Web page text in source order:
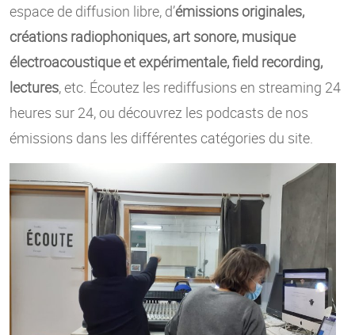
espace de diffusion libre, d’émissions originales,
créations radiophoniques, art sonore, musique
électroacoustique et expérimentale, field recording,
lectures, etc. Écoutez les rediffusions en streaming 24
heures sur 24, ou découvrez les podcasts de nos
émissions dans les différentes catégories du site.